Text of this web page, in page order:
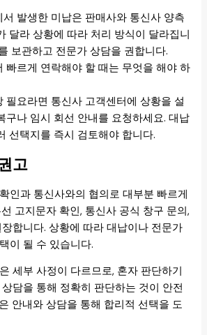
서 발생한 미납은 판매사와 통신사 양측
달라 상황에 따라 처리 방식이 달라집니
보관하고 전문가 상담을 권합니다.
빠르게 연락해야 할 때는 무엇을 해야 하
필요라면 통신사 고객센터에 상황을 설
구나 임시 회선 안내를 요청하세요. 대납
선택지를 즉시 검토해야 합니다.
고
인과 통신사와의 협의로 대부분 빠르게
고지문자 확인, 통신사 공식 창구 문의,
합니다. 상황에 따라 대납이나 전문가
이 될 수 있습니다.
세부 사정이 다르므로, 혼자 판단하기
담을 통해 정확히 판단하는 것이 안전
안내와 상담을 통해 합리적 선택을 도